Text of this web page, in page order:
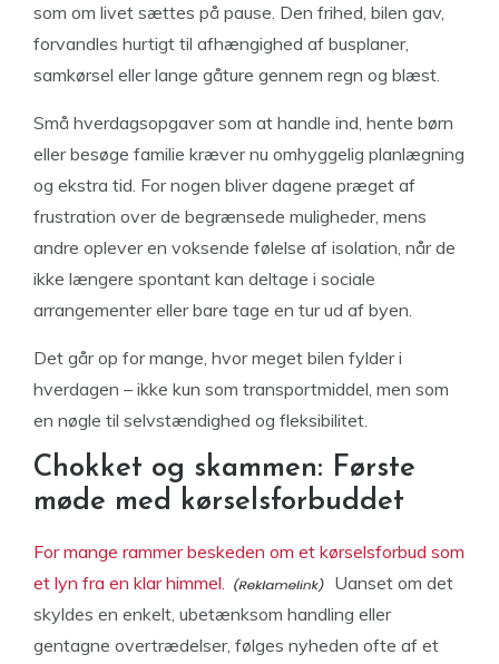
som om livet sættes på pause. Den frihed, bilen gav,
forvandles hurtigt til afhængighed af busplaner,
samkørsel eller lange gåture gennem regn og blæst.
Små hverdagsopgaver som at handle ind, hente børn
eller besøge familie kræver nu omhyggelig planlægning
og ekstra tid. For nogen bliver dagene præget af
frustration over de begrænsede muligheder, mens
andre oplever en voksende følelse af isolation, når de
ikke længere spontant kan deltage i sociale
arrangementer eller bare tage en tur ud af byen.
Det går op for mange, hvor meget bilen fylder i
hverdagen – ikke kun som transportmiddel, men som
en nøgle til selvstændighed og fleksibilitet.
Chokket og skammen: Første
møde med kørselsforbuddet
For mange rammer beskeden om et kørselsforbud som
et lyn fra en klar himmel.
Uanset om det
skyldes en enkelt, ubetænksom handling eller
gentagne overtrædelser, følges nyheden ofte af et